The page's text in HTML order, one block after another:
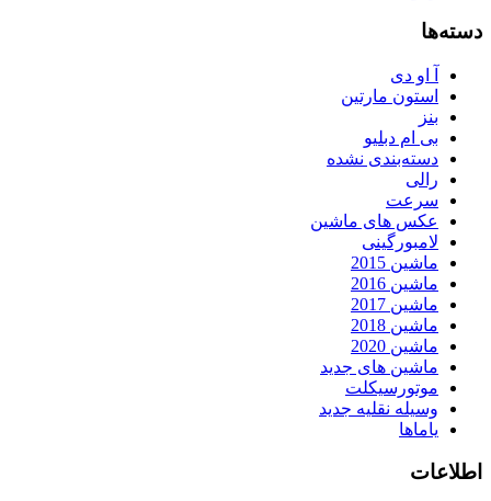
دسته‌ها
آ او دی
استون مارتین
بنز
بی ام دبلیو
دسته‌بندی نشده
رالی
سرعت
عکس های ماشین
لامبورگینی
ماشین 2015
ماشین 2016
ماشین 2017
ماشین 2018
ماشین 2020
ماشین های جدید
موتورسیکلت
وسیله نقلیه جدید
یاماها
اطلاعات